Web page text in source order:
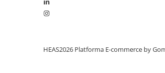
HEAS2026 Platforma E-commerce by